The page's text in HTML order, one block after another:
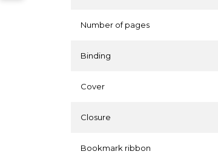
Number of pages
Binding
Cover
Closure
Bookmark ribbon